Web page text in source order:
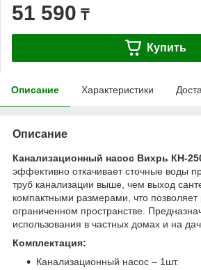
51 590 ₸
Купить
Описание Характеристики
Описание
Канализационный насос Вихрь КН-
эффективно откачивает сточные воды
труб канализации выше, чем выход
компактными размерами, что позволяет
ограниченном пространстве.
использования в частных домах и на
Комплектация:
Канализационный насос – 1шт.